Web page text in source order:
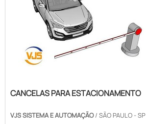
CANCELAS PARA ESTACIONAMENTO
VJS SISTEMA E AUTOMAÇÃO/ SÃO PAULO - SP